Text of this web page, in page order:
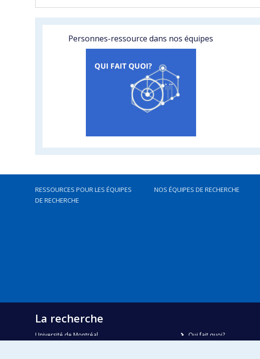
Personnes-ressource dans nos équipes
RESSOURCES POUR LES ÉQUIPES
DE RECHERCHE
NOS ÉQUIPES DE RECHERCHE
La recherche
Université de Montréal
Qui fait quoi?